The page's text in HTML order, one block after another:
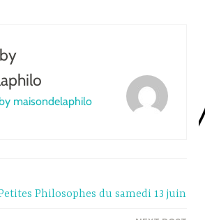
maisondelaphilo
Philosophes du samedi 13 juin